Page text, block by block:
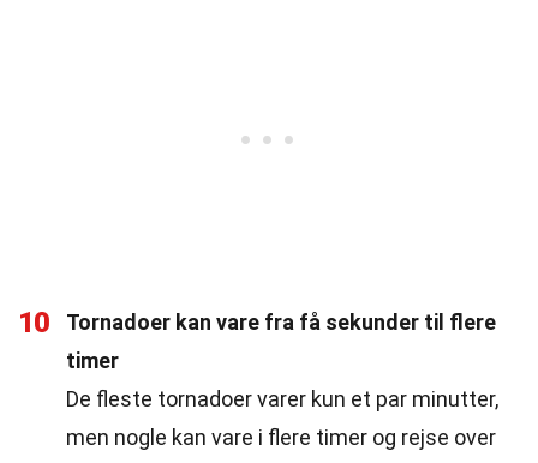
10
Tornadoer kan vare fra få sekunder til flere
timer
De fleste tornadoer varer kun et par minutter,
men nogle kan vare i flere timer og rejse over